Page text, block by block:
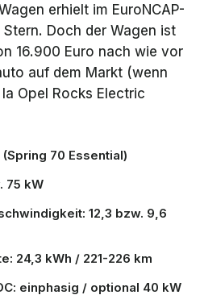
erhielt im EuroNCAP-
Doch der Wagen ist
16.900 Euro nach wie vor
auf dem Markt (wenn
Opel Rocks Electric
70 Essential)
75 kW
12,3 bzw. 9,6
24,3 kWh / 221-226 km
einphasig / optional 40 kW